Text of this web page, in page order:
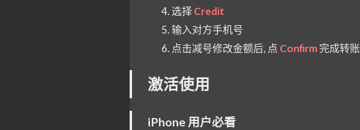
选择Credit
输入对方手机号
点击减号修改金额后, 点 Confirm完成转账
激活使用
iPhone 用户必看